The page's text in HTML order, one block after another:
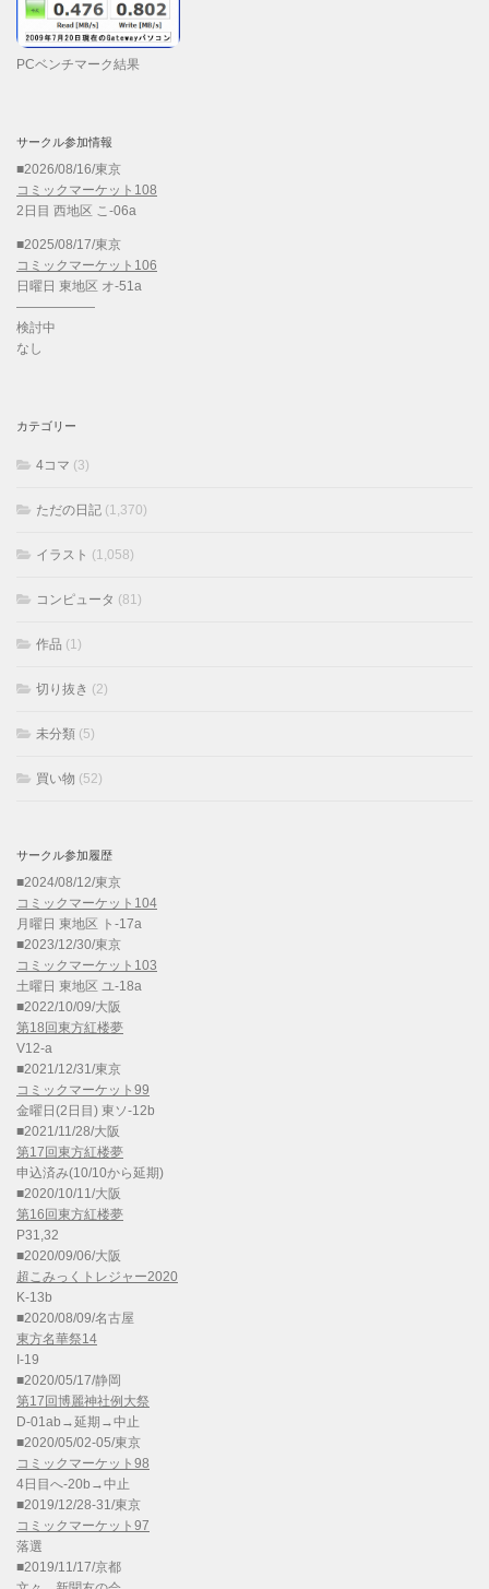
PCベンチマーク結果
サークル参加情報
■2026/08/16/東京
コミックマーケット108
2日目 西地区 こ-06a
■2025/08/17/東京
コミックマーケット106
日曜日 東地区 オ-51a
——————
検討中
なし
カテゴリー
4コマ (3)
ただの日記 (1,370)
イラスト (1,058)
コンピュータ (81)
作品 (1)
切り抜き (2)
未分類 (5)
買い物 (52)
サークル参加履歴
■2024/08/12/東京
コミックマーケット104
月曜日 東地区 ト-17a
■2023/12/30/東京
コミックマーケット103
土曜日 東地区 ユ-18a
■2022/10/09/大阪
第18回東方紅楼夢
V12-a
■2021/12/31/東京
コミックマーケット99
金曜日(2日目) 東ソ-12b
■2021/11/28/大阪
第17回東方紅楼夢
申込済み(10/10から延期)
■2020/10/11/大阪
第16回東方紅楼夢
P31,32
■2020/09/06/大阪
超こみっくトレジャー2020
K-13b
■2020/08/09/名古屋
東方名華祭14
I-19
■2020/05/17/静岡
第17回博麗神社例大祭
D-01ab→延期→中止
■2020/05/02-05/東京
コミックマーケット98
4日目へ-20b→中止
■2019/12/28-31/東京
コミックマーケット97
落選
■2019/11/17/京都